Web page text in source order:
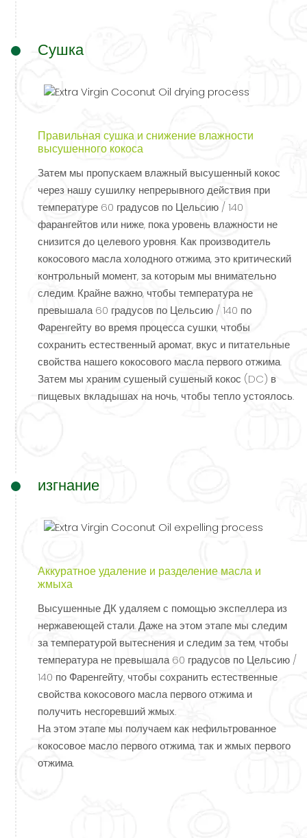
Сушка
Правильная сушка и снижение влажности
высушенного кокоса
Затем мы пропускаем влажный высушенный кокос
через нашу сушилку непрерывного действия при
температуре 60 градусов по Цельсию / 140
фарангейтов или ниже, пока уровень влажности не
снизится до целевого уровня. Как производитель
кокосового масла холодного отжима, это критический
контрольный момент, за которым мы внимательно
следим. Крайне важно, чтобы температура не
превышала 60 градусов по Цельсию / 140 по
Фаренгейту во время процесса сушки, чтобы
сохранить естественный аромат, вкус и питательные
свойства нашего кокосового масла первого отжима.
Затем мы храним сушеный сушеный кокос (DC) в
пищевых вкладышах на ночь, чтобы тепло устоялось.
изгнание
Аккуратное удаление и разделение масла и
жмыха
Высушенные ДК удаляем с помощью экспеллера из
нержавеющей стали. Даже на этом этапе мы следим
за температурой вытеснения и следим за тем, чтобы
температура не превышала 60 градусов по Цельсию /
140 по Фаренгейту, чтобы сохранить естественные
свойства кокосового масла первого отжима и
получить несгоревший жмых.
На этом этапе мы получаем как нефильтрованное
кокосовое масло первого отжима, так и жмых первого
отжима.